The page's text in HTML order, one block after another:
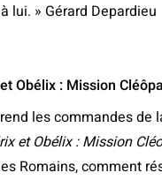
lui. » Gérard Depardieu
Obélix : Mission
les commandes de
et Obélix : Mission
Romains, comment